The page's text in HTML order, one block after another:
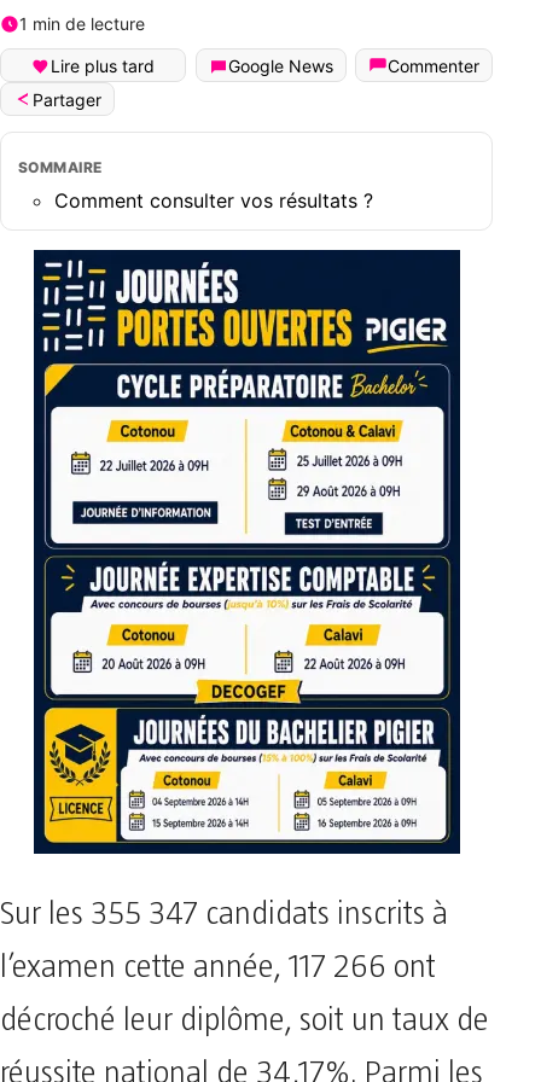
1 min de lecture
Lire plus tard Google News
Commenter
Partager
SOMMAIRE
Comment consulter vos résultats ?
Sur les 355 347 candidats inscrits à
l’examen cette année, 117 266 ont
décroché leur diplôme, soit un taux de
réussite national de 34,17%. Parmi les